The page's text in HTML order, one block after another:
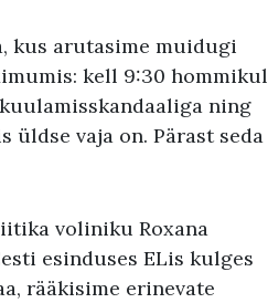
kus arutasime muidugi
kell 9:30 hommikul
ning
üldse vaja on. Pärast seda
voliniku Roxana
esinduses ELis kulges
rääkisime erinevate